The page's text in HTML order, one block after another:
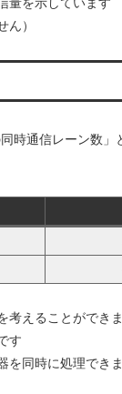
ん）
時通信レーン数」
考えることができ
す
を同時に処理でき